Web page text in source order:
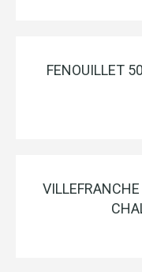
FENOUILLET